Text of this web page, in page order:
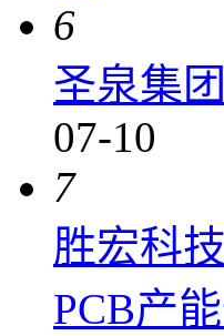
6
圣泉集
07-10
7
胜宏科
PCB产